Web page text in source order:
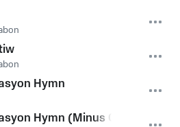
Hymn
Hymn (Minus One)